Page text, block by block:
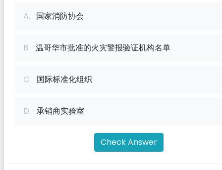
A. 国家消防协会
B. 温哥华市批准的火灾警报验证机构名单
C. 国际标准化组织
D. 承销商实验室
Check Answer